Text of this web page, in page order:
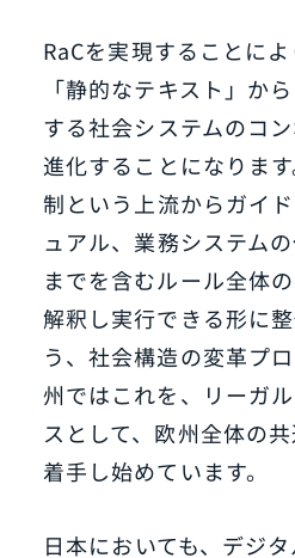
RaCを実現することによ
「静的なテキスト」か
する社会システムのコ
進化することになりま
制という上流からガイ
ュアル、業務システム
までを含むルール全体
解釈し実行できる形に
う、社会構造の変革プ
州ではこれを、リーガ
スとして、欧州全体の
着手し始めています。
日本においても、デジ